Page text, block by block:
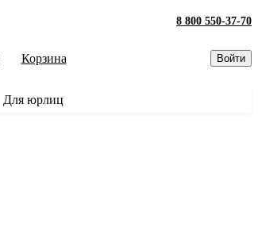
8 800 550-37-70
Корзина Войти
Для юрлиц